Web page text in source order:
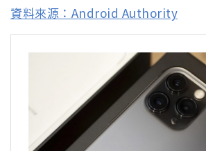
資料來源：Android Authority